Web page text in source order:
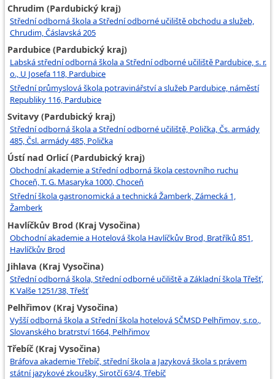
Chrudim (Pardubický kraj)
Střední odborná škola a Střední odborné učiliště obchodu a služeb,
Chrudim, Čáslavská 205
Pardubice (Pardubický kraj)
Labská střední odborná škola a Střední odborné učiliště Pardubice, s. r.
o., U Josefa 118, Pardubice
Střední průmyslová škola potravinářství a služeb Pardubice, náměstí
Republiky 116, Pardubice
Svitavy (Pardubický kraj)
Střední odborná škola a Střední odborné učiliště, Polička, Čs. armády
485, Čsl. armády 485, Polička
Ústí nad Orlicí (Pardubický kraj)
Obchodní akademie a Střední odborná škola cestovního ruchu
Choceň, T. G. Masaryka 1000, Choceň
Střední škola gastronomická a technická Žamberk, Zámecká 1,
Žamberk
Havlíčkův Brod (Kraj Vysočina)
Obchodní akademie a Hotelová škola Havlíčkův Brod, Bratříků 851,
Havlíčkův Brod
Jihlava (Kraj Vysočina)
Střední odborná škola, Střední odborné učiliště a Základní škola Třešť,
K Valše 1251/38, Třešť
Pelhřimov (Kraj Vysočina)
Vyšší odborná škola a Střední škola hotelová SČMSD Pelhřimov, s.r.o.,
Slovanského bratrství 1664, Pelhřimov
Třebíč (Kraj Vysočina)
Bráfova akademie Třebíč, střední škola a Jazyková škola s právem
státní jazykové zkoušky, Sirotčí 63/4, Třebíč